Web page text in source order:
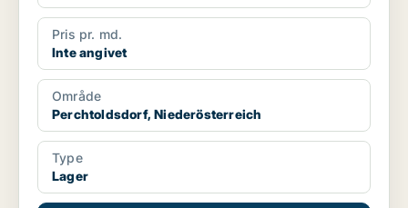
Pris pr. md.
Inte angivet
Område
Perchtoldsdorf, Niederösterreich
Type
Lager